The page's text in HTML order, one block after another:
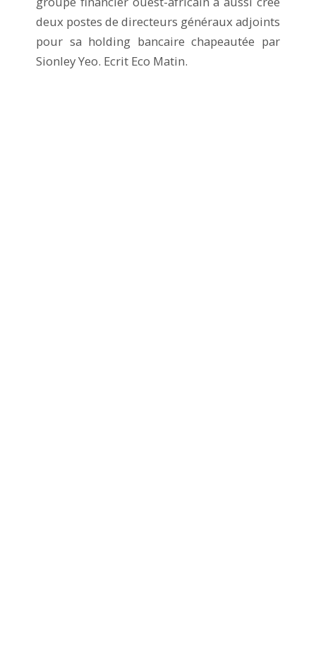
deux postes de directeurs généraux adjoints
pour sa holding bancaire chapeautée par
Sionley Yeo. Ecrit Eco Matin.